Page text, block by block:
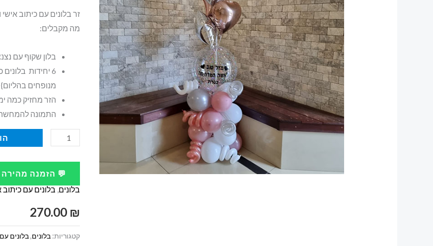
זר בלונים עם כיתוב אישי
מה מקבלים:
בלון שקוף עם נצנצים גודל 26 אינץ {
מנופחים בהליום}
הזר מחזיק כמה
התמונה
כמות
זר
בלונים
עם
הקדשה
ובלוני
💬 הזמנה
בלונים, בלונים עם כיתוב
270.00 ₪
קטגוריות:בלונים,בלונים